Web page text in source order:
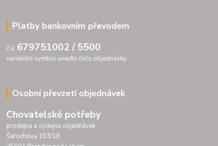
Platby bankovním převodem
č.ú. 679751002 / 5500
variabilní symbol uveďte číslo objednávky
Osobní převzetí objednávek
Chovatelské potřeby
prodejna a výdejna objednávek
Šarochova 103/18